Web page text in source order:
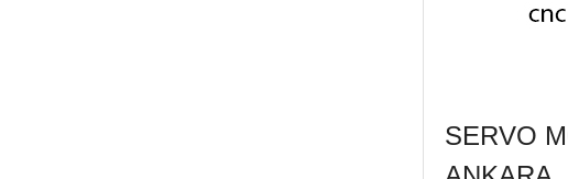
SERVO